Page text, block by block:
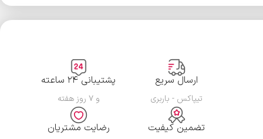
ارسال سریع
تیپاکس - باربری
پشتیبانی ۲۴ ساعته
و ۷ روز هفته
تضمین کیفیت رضایت مشتریان